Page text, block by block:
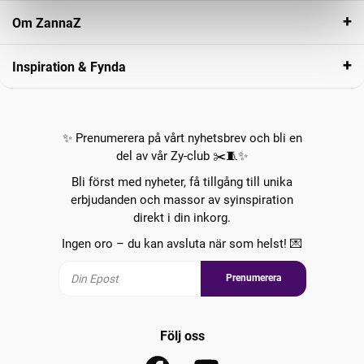
Om ZannaZ
Inspiration & Fynda
✨ Prenumerera på vårt nyhetsbrev och bli en
del av vår Zy-club ✂️🧵✨
Bli först med nyheter, få tillgång till unika
erbjudanden och massor av syinspiration
direkt i din inkorg.
Ingen oro – du kan avsluta när som helst! 💌
Prenumerera
Följ oss